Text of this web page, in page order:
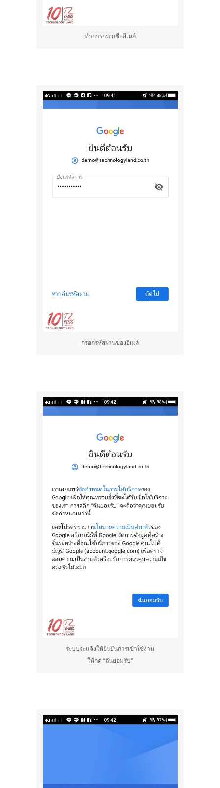
ทำการกรอกชื่ออีเมล์
กรอกรหัสผ่านของอีเมล์
ระบบจะแจ้งให้ยืนยันการเข้าใช้งาน
ให้กด “ฉันยอมรับ”